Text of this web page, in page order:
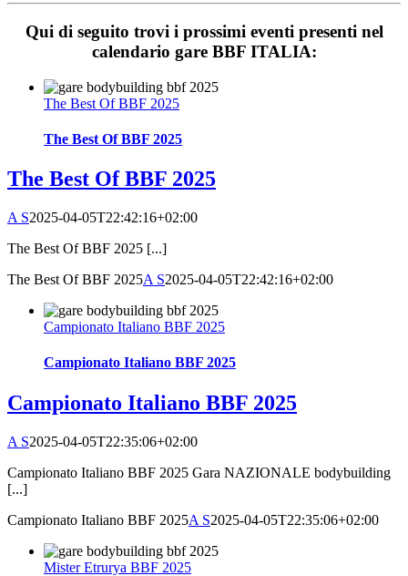
Qui di seguito trovi i prossimi eventi presenti nel
calendario gare BBF ITALIA:
The Best Of BBF 2025
The Best Of BBF 2025
The Best Of BBF 2025
A S2025-04-05T22:42:16+02:00
The Best Of BBF 2025 [...]
The Best Of BBF 2025A S2025-04-05T22:42:16+02:00
Campionato Italiano BBF 2025
Campionato Italiano BBF 2025
Campionato Italiano BBF 2025
A S2025-04-05T22:35:06+02:00
Campionato Italiano BBF 2025 Gara NAZIONALE bodybuilding
[...]
Campionato Italiano BBF 2025A S2025-04-05T22:35:06+02:00
Mister Etrurya BBF 2025